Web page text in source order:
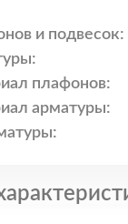
и подвесок:
плафонов:
арматуры: